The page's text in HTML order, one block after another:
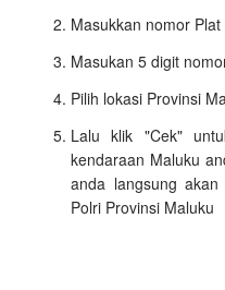
Masukkan nomor
Masukan 5 digit
Pilih lokasi Provinsi
Lalu klik "Cek"
kendaraan Maluku
anda langsung
Polri Provinsi Maluku